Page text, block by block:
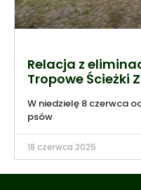
Relacja z
Tropowe Ścieżki
W niedzielę 8 czerwca
psów
18 czerwca 2025